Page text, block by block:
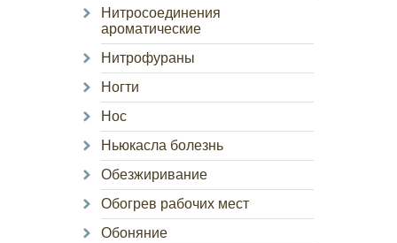
Нитросоединения
ароматические
Нитрофураны
Ногти
Нос
Ньюкасла болезнь
Обезжиривание
Обогрев рабочих мест
Обоняние